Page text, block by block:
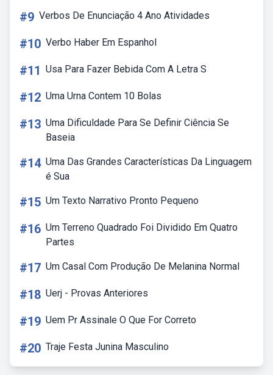
#9 Verbos De Enunciação 4 Ano Atividades
#10 Verbo Haber Em Espanhol
#11 Usa Para Fazer Bebida Com A Letra S
#12 Uma Urna Contem 10 Bolas
#13 Uma Dificuldade Para Se Definir Ciência Se
Baseia
#14 Uma Das Grandes Características Da Linguagem
é Sua
#15 Um Texto Narrativo Pronto Pequeno
#16 Um Terreno Quadrado Foi Dividido Em Quatro
Partes
#17 Um Casal Com Produção De Melanina Normal
#18 Uerj - Provas Anteriores
#19 Uem Pr Assinale O Que For Correto
#20 Traje Festa Junina Masculino